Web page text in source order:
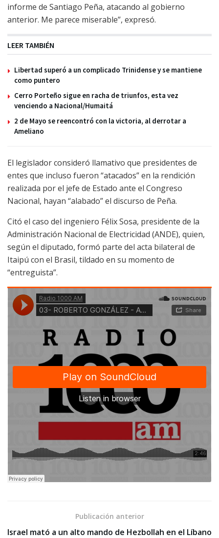
informe de Santiago Peña, atacando al gobierno
anterior. Me parece miserable”, expresó.
LEER TAMBIÉN
Libertad superó a un complicado Trinidense y se mantiene
como puntero
Cerro Porteño sigue en racha de triunfos, esta vez
venciendo a Nacional/Humaitá
2 de Mayo se reencontró con la victoria, al derrotar a
Ameliano
El legislador consideró llamativo que presidentes de
entes que incluso fueron “atacados” en la rendición
realizada por el jefe de Estado ante el Congreso
Nacional, hayan “alabado” el discurso de Peña.
Citó el caso del ingeniero Félix Sosa, presidente de la
Administración Nacional de Electricidad (ANDE), quien,
según el diputado, formó parte del acta bilateral de
Itaipú con el Brasil, tildado en su momento de
“entreguista”.
Publicación anterior
Israel mató a un alto mando de Hezbollah en el Líbano